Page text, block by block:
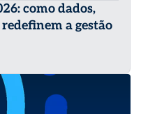
como dados,
a gestão